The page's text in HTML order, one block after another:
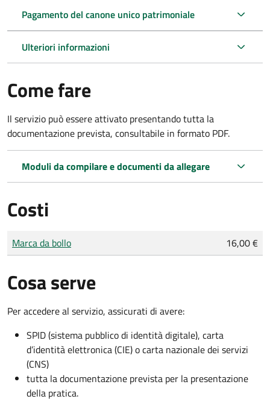
Pagamento del canone unico patrimoniale
Ulteriori informazioni
Come fare
Il servizio può essere attivato presentando tutta la
documentazione prevista, consultabile in formato PDF.
Moduli da compilare e documenti da allegare
Costi
Tipo di pagamento
Importo
Marca da bollo 16,00 €
Cosa serve
Per accedere al servizio, assicurati di avere:
SPID (sistema pubblico di identità digitale), carta
d’identità elettronica (CIE) o carta nazionale dei servizi
(CNS)
tutta la documentazione prevista per la presentazione
della pratica.